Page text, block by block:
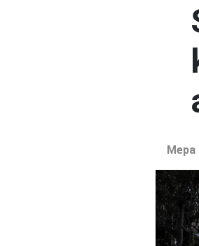
Mepa